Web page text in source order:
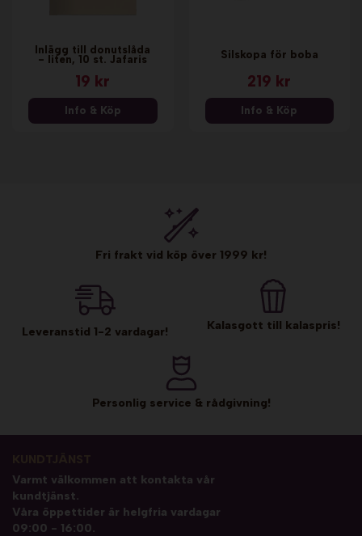
Inlägg till donutslåda
- liten, 10 st. Jafaris
19 kr
Info & Köp
Silskopa för boba
219 kr
Info & Köp
Fri frakt vid köp över 1999 kr!
Leveranstid 1-2 vardagar! Kalasgott till kalaspris!
Personlig service & rådgivning!
Varmt välkommen att kontakta vår
kundtjänst.
Våra öppettider är helgfria vardagar
09:00 - 16:00.